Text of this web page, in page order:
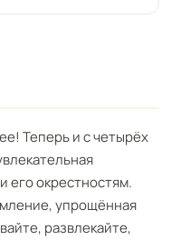
Теперь и с четырёх
его окрестностям.
упрощённая
развлекайте,